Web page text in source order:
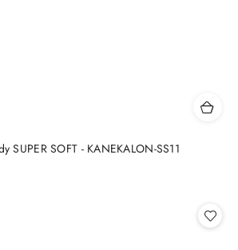
SUPER SOFT - KANEKALON-SS11